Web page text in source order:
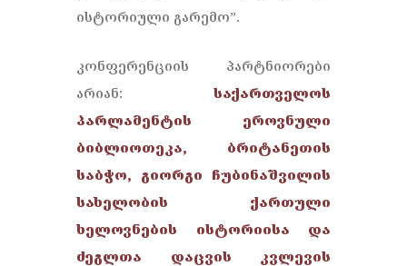
ისტორიული გარემო”.
კონფერენციის პარტნიორები
არიან: საქართველოს
პარლამენტის ეროვნული
ბიბლიოთეკა, ბრიტანეთის
საბჭო, გიორგი ჩუბინაშვილის
სახელობის ქართული
ხელოვნების ისტორიისა და
ძეგლთა დაცვის კვლევის